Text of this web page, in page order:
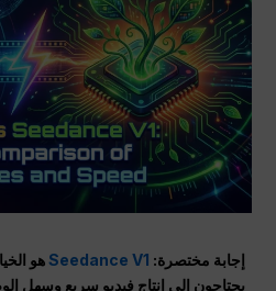
إجابة مختصرة: Seedance V1هو
يحتاجون إلى إنتاج فيديو سريع وسهل